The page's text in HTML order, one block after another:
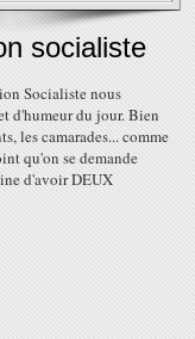
socialiste
Socialiste nous
d'humeur du jour. Bien
les camarades... comme
qu'on se demande
d'avoir DEUX